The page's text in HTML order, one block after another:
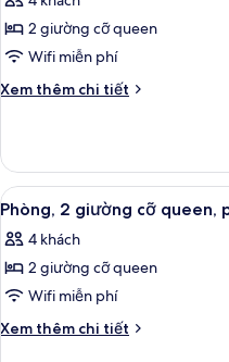
queen
cả
ảnh
Phòng,
2
queen
2 giường cỡ queen
Wifi miễn phí
Xem thêm chi tiết
Chi
Phòng,
giường
queen
Xem
tất
cả
ảnh
Phòng,
2
5
Phòng, 2 giường cỡ queen,
4 khách
2 giường cỡ queen
Wifi miễn phí
Xem thêm chi tiết
Chi